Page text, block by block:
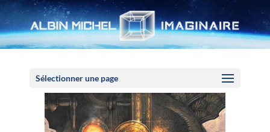
Sélectionner une page
Panneau de gestion des cookies